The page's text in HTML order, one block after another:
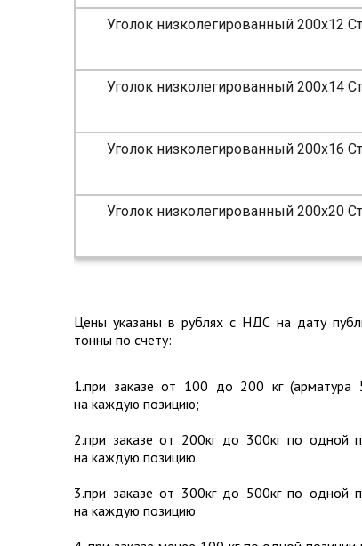
Уголок низколегированный 200х12
Уголок низколегированный 200х14
Уголок низколегированный 200х16
Уголок низколегированный 200х20
Цены указаны в рублях с НДС на дату
тонны по счету:
1.при заказе от 100 до 200 кг
на каждую позицию;
2.при заказе от 200кг до 300кг по одной
на каждую позицию.
3.при заказе от 300кг до 500кг по одной
на каждую позицию